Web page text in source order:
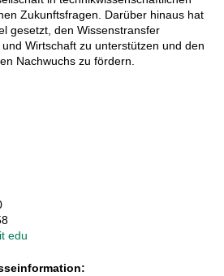
Zukunftsfragen. Darüber hinaus hat
gesetzt, den Wissenstransfer
Wirtschaft zu unterstützen und den
Nachwuchs zu fördern.
edu